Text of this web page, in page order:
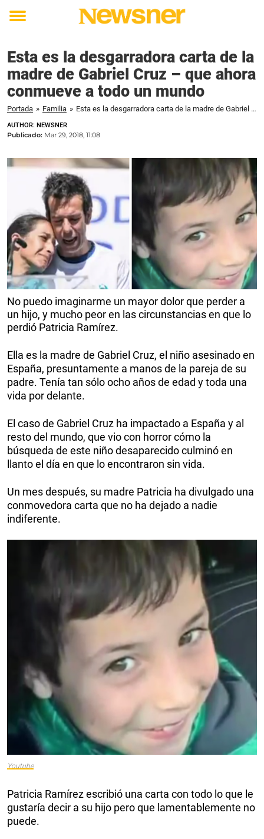
Toggle
Esta es la desgarradora carta de la
madre de Gabriel Cruz – que ahora
conmueve a todo un mundo
Portada » Familia » Esta es la desgarradora carta de la madre de Gabriel Cruz – que ahora conmueve a todo un mundo
AUTHOR: NEWSNER
Publicado: Mar 29, 2018, 11:08
No puedo imaginarme un mayor dolor que perder a
un hijo, y mucho peor en las circunstancias en que lo
perdió Patricia Ramírez.
Ella es la madre de Gabriel Cruz, el niño asesinado en
España, presuntamente a manos de la pareja de su
padre. Tenía tan sólo ocho años de edad y toda una
vida por delante.
El caso de Gabriel Cruz ha impactado a España y al
resto del mundo, que vio con horror cómo la
búsqueda de este niño desaparecido culminó en
llanto el día en que lo encontraron sin vida.
Un mes después, su madre Patricia ha divulgado una
conmovedora carta que no ha dejado a nadie
indiferente.
Youtube
Patricia Ramírez escribió una carta con todo lo que le
gustaría decir a su hijo pero que lamentablemente no
puede.